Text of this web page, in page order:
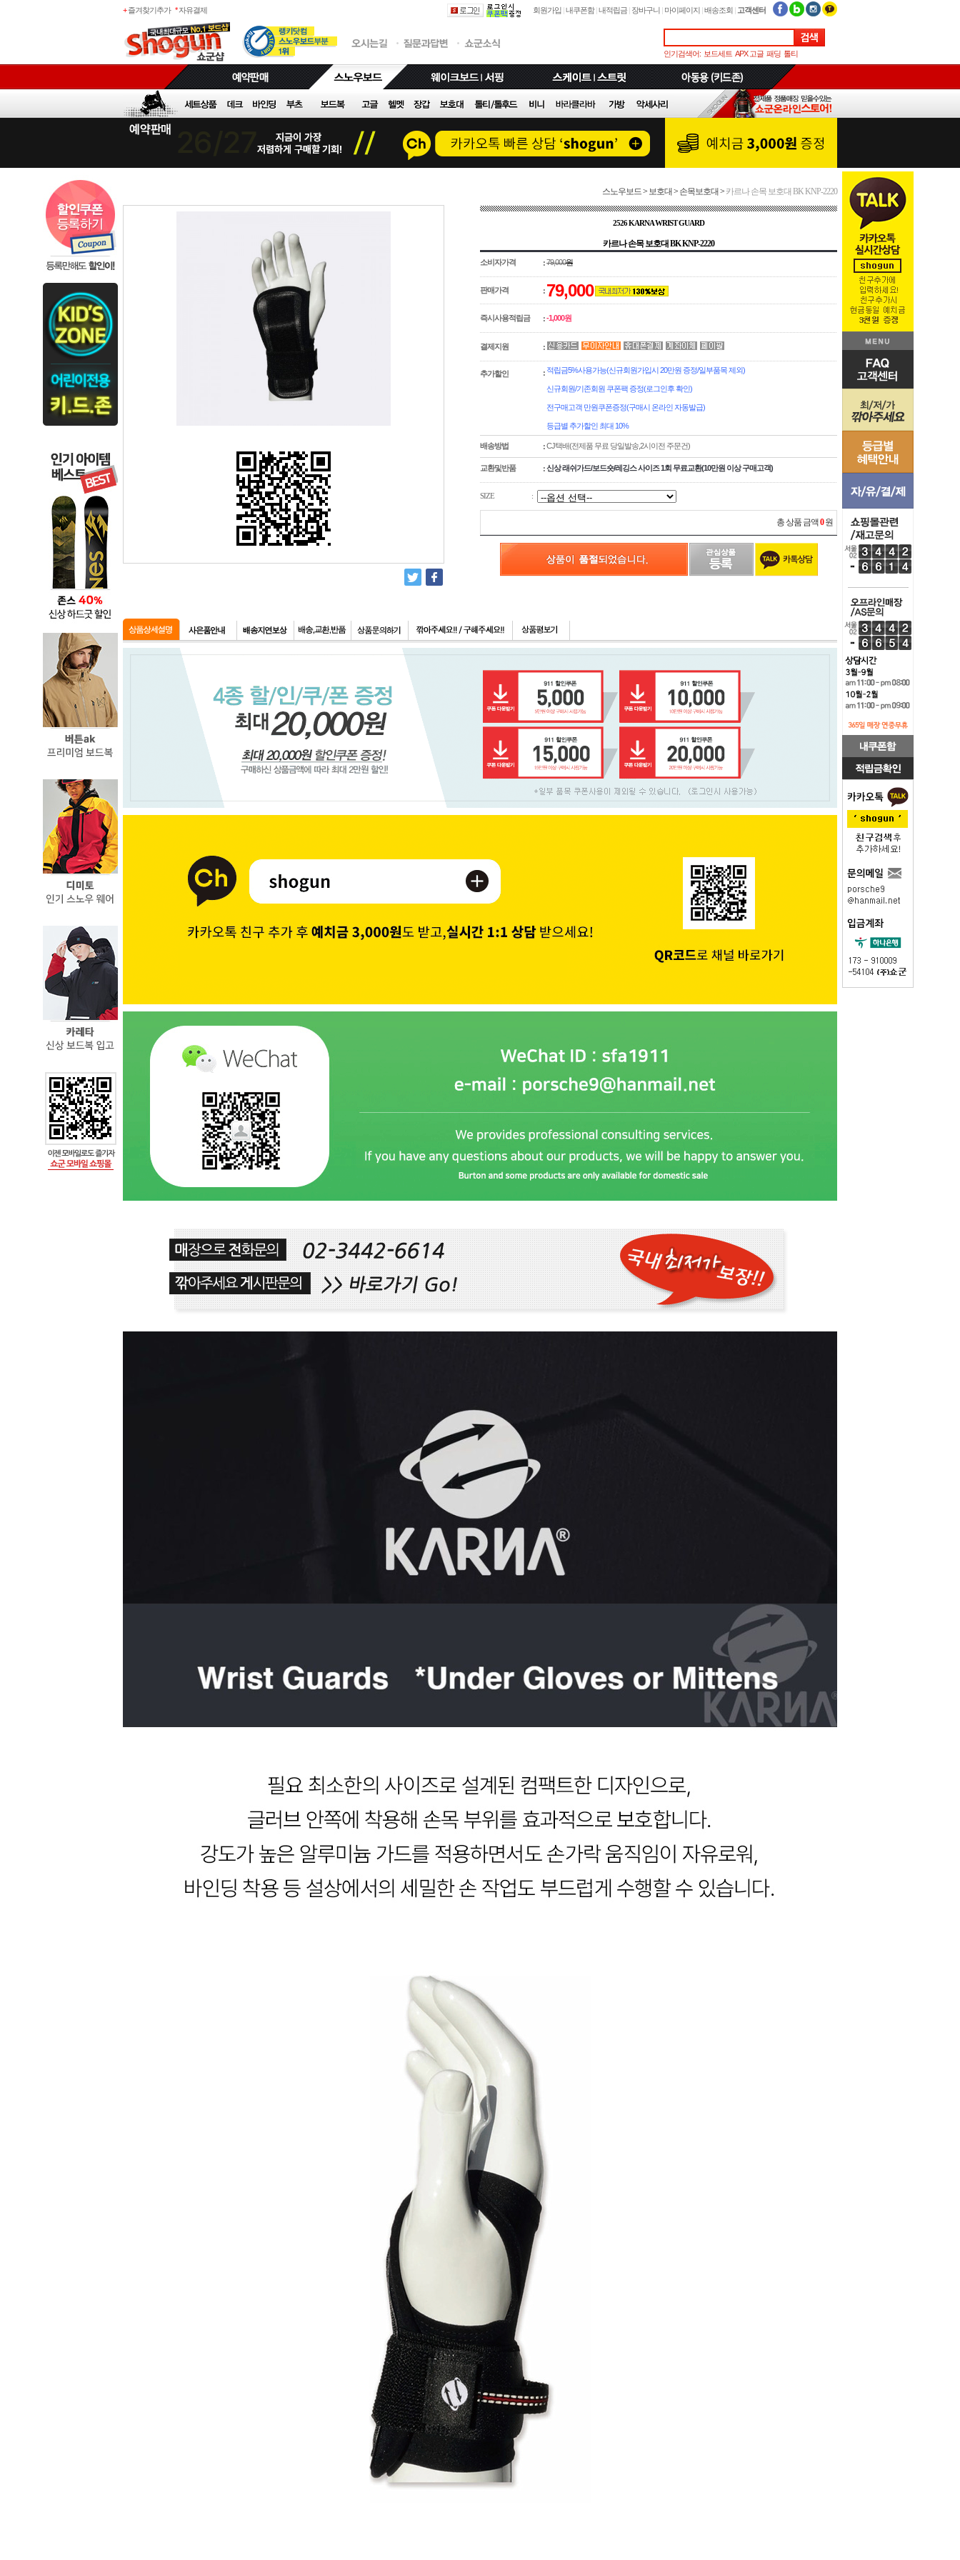
+ 즐겨찾기추가 * 자유결제 회원가입 |내쿠폰함 |내적립금 | 장바구니 | 마이페이지 |배송조회 | 고객센터
인기검색어: 보드세트 APX 고글 패딩 톨티
스노우보드> 보호대 > 손목보호대 > 카르나 손목 보호대 BK KNP-2220
2526 KARNA WRIST GUARD
카르나 손목 보호대 BK KNP-2220
소비자가격 :79,000원
판매가격 : 79,000
즉시사용적립금 :-1,000원
결제지원 :
추가할인 : 적립금5%사용가능(신규회원가입시 20만원 증정/일부품목 제외)
신규회원/기존회원 쿠폰팩 증정(로그인후 확인)
전구매고객 만원쿠폰증정(구매시 온라인 자동발급)
등급별 추가할인 최대 10%
배송방법 :CJ택배(전제품 무료 당일발송,2시이전 주문건)
교환및반품 :신상 래쉬가드/보드숏/레깅스 사이즈 1회 무료교환(10만원 이상 구매고객)
SIZE :
총 상품 금액0 원